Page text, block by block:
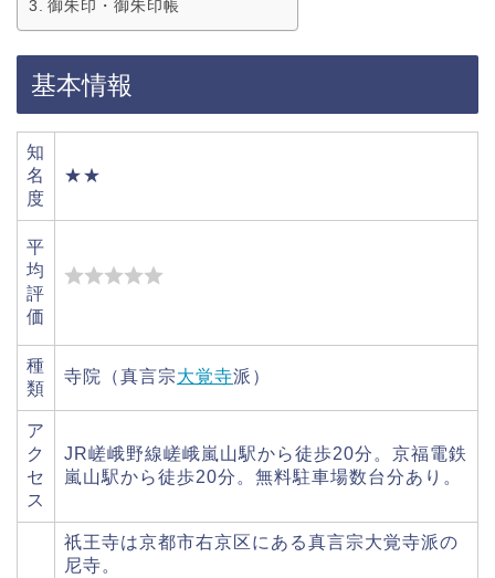
御朱印・御朱印帳
基本情報
知
名
度
★★
平
均
評
価
種
類
寺院（真言宗大覚寺派）
ア
ク
セ
ス
JR嵯峨野線嵯峨嵐山駅から徒歩20分。京福電鉄
嵐山駅から徒歩20分。無料駐車場数台分あり。
祇王寺は京都市右京区にある真言宗大覚寺派の
尼寺。